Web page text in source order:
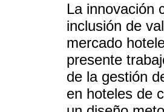
La innovación
inclusión de
mercado
presente
de la gestión
en hoteles de